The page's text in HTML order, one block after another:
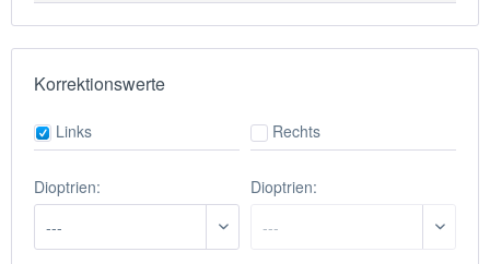
Korrektionswerte
Links
Dioptrien:
Rechts
Dioptrien: